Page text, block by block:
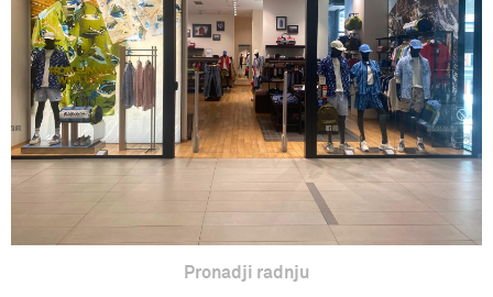
Pronađi radnju
Pronadji radnju